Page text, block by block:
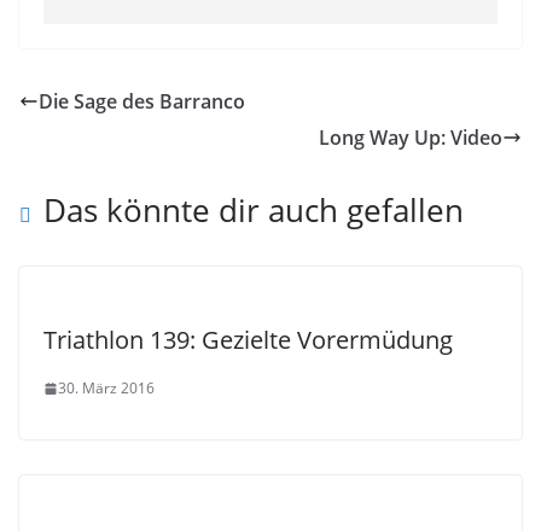
Die Sage des Barranco
Long Way Up: Video
Das könnte dir auch gefallen
Triathlon 139: Gezielte Vorermüdung
30. März 2016